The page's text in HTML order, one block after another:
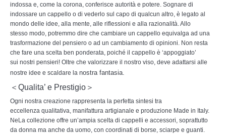
indossa e, come la corona, conferisce autorità e potere. Sognare di
indossare un cappello o di vederlo sul capo di qualcun altro, è legato al
mondo delle idee, alla mente, alle riflessioni e alla razionalità. Allo
stesso modo, potremmo dire che cambiare un cappello equivalga ad una
trasformazione del pensiero o ad un cambiamento di opinioni. Non resta
che fare una scelta ben ponderata, poiché il cappello è ‘appoggiato’
sui nostri pensieri! Oltre che valorizzare il nostro viso, deve adattarsi alle
nostre idee e scaldare la nostra fantasia.
＜Qualita’ e Prestigio＞
Ogni nostra creazione rappresenta la perfetta sintesi tra
eccellenza qualitativa, manifattura artigianale e produzione Made in Italy.
NeLa collezione offre un’ampia scelta di cappelli e accessori, soprattutto
da donna ma anche da uomo, con coordinati di borse, sciarpe e guanti.